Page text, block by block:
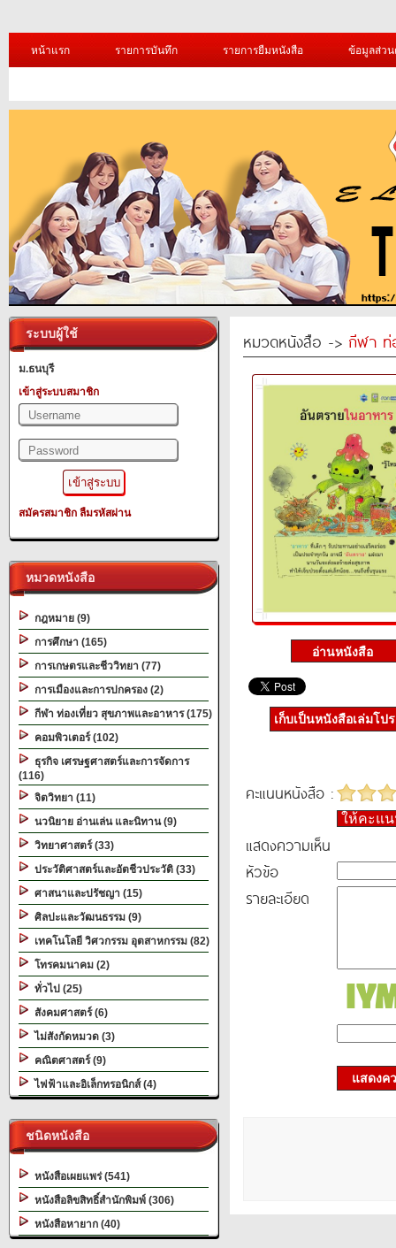
หน้าแรก รายการบันทึก รายการยืมหนังสือ ข้อมูลส่ว
ระบบผู้ใช้
ม.ธนบุรี
เข้าสู่ระบบสมาชิก
สมัครสมาชิก ลืมรหัสผ่าน
หมวดหนังสือ
กฎหมาย (9)
การศึกษา (165)
การเกษตรและชีววิทยา (77)
การเมืองและการปกครอง (2)
กีฬา ท่องเที่ยว สุขภาพและอาหาร (175)
คอมพิวเตอร์ (102)
ธุรกิจ เศรษฐศาสตร์และการจัดการ
(116)
จิตวิทยา (11)
นวนิยาย อ่านเล่น และนิทาน (9)
วิทยาศาสตร์ (33)
ประวัติศาสตร์และอัตชีวประวัติ (33)
ศาสนาและปรัชญา (15)
ศิลปะและวัฒนธรรม (9)
เทคโนโลยี วิศวกรรม อุตสาหกรรม (82)
โทรคมนาคม (2)
ทั่วไป (25)
สังคมศาสตร์ (6)
ไม่สังกัดหมวด (3)
คณิตศาสตร์ (9)
ไฟฟ้าและอิเล็กทรอนิกส์ (4)
ชนิดหนังสือ
หนังสือเผยแพร่ (541)
หนังสือลิขสิทธิ์สำนักพิมพ์ (306)
หนังสือหายาก (40)
หมวดหนังสือ -> กีฬา ท่
เก็บเป็นหนังสือเล่มโป
คะแนนหนังสือ :
ให้คะแ
แสดงความเห็น
หัวข้อ
รายละเอียด
แสดงค